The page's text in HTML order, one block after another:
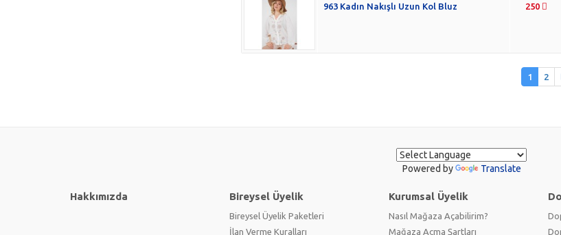
963 Kadın Nakışlı Uzun Kol Bluz 250
1 2
Powered by Translate
Hakkımızda Bireysel Üyelik
Bireysel Üyelik Paketleri
İlan Verme Kuralları
Kurumsal Üyelik
Nasıl Mağaza Açabilirim?
Mağaza Açma Şartları